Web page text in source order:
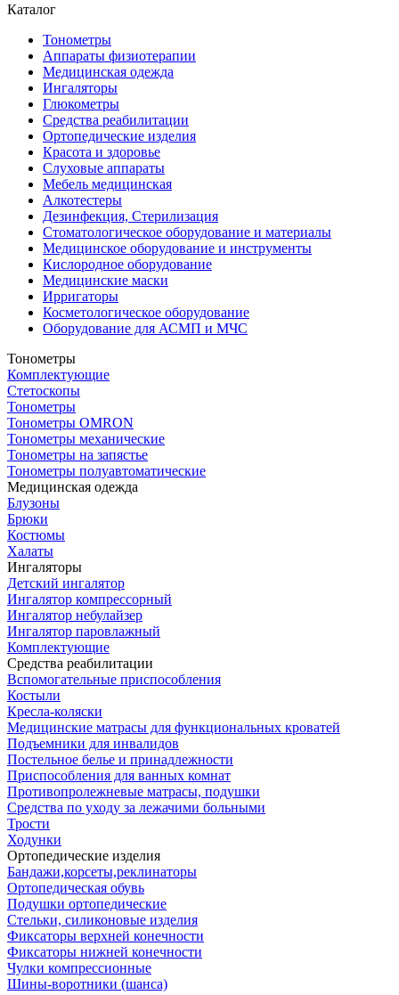
Каталог
Тонометры
Аппараты физиотерапии
Медицинская одежда
Ингаляторы
Глюкометры
Средства реабилитации
Ортопедические изделия
Красота и здоровье
Слуховые аппараты
Мебель медицинская
Алкотестеры
Дезинфекция, Стерилизация
Стоматологическое оборудование и материалы
Медицинское оборудование и инструменты
Кислородное оборудование
Медицинские маски
Ирригаторы
Косметологическое оборудование
Оборудование для АСМП и МЧС
Тонометры
Комплектующие
Стетоскопы
Тонометры
Тонометры OMRON
Тонометры механические
Тонометры на запястье
Тонометры полуавтоматические
Медицинская одежда
Блузоны
Брюки
Костюмы
Халаты
Ингаляторы
Детский ингалятор
Ингалятор компрессорный
Ингалятор небулайзер
Ингалятор паровлажный
Комплектующие
Средства реабилитации
Вспомогательные приспособления
Костыли
Кресла-коляски
Медицинские матрасы для функциональных кроватей
Подъемники для инвалидов
Постельное белье и принадлежности
Приспособления для ванных комнат
Противопролежневые матрасы, подушки
Средства по уходу за лежачими больными
Трости
Ходунки
Ортопедические изделия
Бандажи,корсеты,реклинаторы
Ортопедическая обувь
Подушки ортопедические
Стельки, силиконовые изделия
Фиксаторы верхней конечности
Фиксаторы нижней конечности
Чулки компрессионные
Шины-воротники (шанса)